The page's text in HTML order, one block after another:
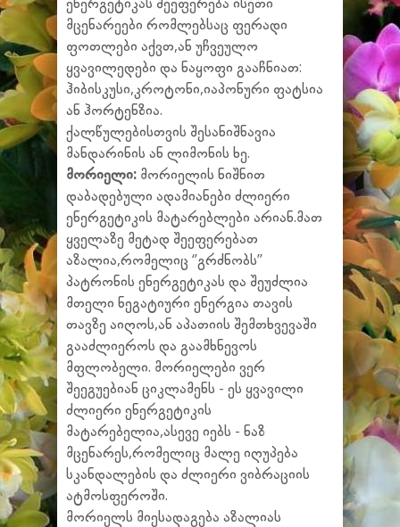
მცენარეები რომლებსაც ფერადი
ფოთლები აქვთ,ან უჩვეულო
ყვავილედები და ნაყოფი გააჩნიათ:
ჰიბისკუსი,კროტონი,იაპონური ფატსია
ან ჰორტენზია.
ქალწულებისთვის შესანიშნავია
მანდარინის ან ლიმონის ხე.
მორიელი: მორიელის ნიშნით
დაბადებული ადამიანები ძლიერი
ენერგეტიკის მატარებლები არიან.მათ
ყველაზე მეტად შეეფერებათ
აზალია,რომელიც ‘’გრძნობს’’
პატრონის ენერგეტიკას და შეუძლია
მთელი ნეგატიური ენერგია თავის
თავზე აიღოს,ან აპათიის შემთხვევაში
გააძლიეროს და გაამხნევოს
მფლობელი. მორიელები ვერ
შეეგუებიან ციკლამენს - ეს ყვავილი
ძლიერი ენერგეტიკის
მატარებელია,ასევე იებს - ნაზ
მცენარეს,რომელიც მალე იღუპება
სკანდალების და ძლიერი ვიბრაციის
ატმოსფეროში.
მორიელს მიესადაგება აზალიას